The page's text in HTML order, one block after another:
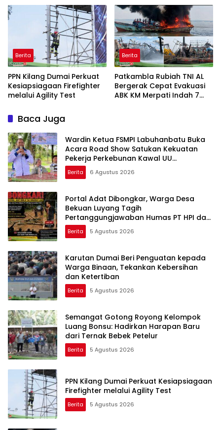
Berita
PPN Kilang Dumai Perkuat
Kesiapsiagaan Firefighter
melalui Agility Test
Berita
Patkambla Rubiah TNI AL
Bergerak Cepat Evakuasi
ABK KM Merpati Indah 7
Baca Juga
Wardin Ketua FSMPI Labuhanbatu Buka
Acara Road Show Satukan Kekuatan
Pekerja Perkebunan Kawal UU
Ketenagakerjaan Baru
Berita 6 Agustus 2026
Portal Adat Dibongkar, Warga Desa
Bekuan Luyang Tagih
Pertanggungjawaban Humas PT HPI dan
Kepala Desa yang Diduga Terlibat
Berita 5 Agustus 2026
Karutan Dumai Beri Penguatan kepada
Warga Binaan, Tekankan Kebersihan
dan Ketertiban
Berita 5 Agustus 2026
Semangat Gotong Royong Kelompok
Luang Bonsu: Hadirkan Harapan Baru
dari Ternak Bebek Petelur
Berita 5 Agustus 2026
PPN Kilang Dumai Perkuat Kesiapsiagaan
Firefighter melalui Agility Test
Berita 5 Agustus 2026